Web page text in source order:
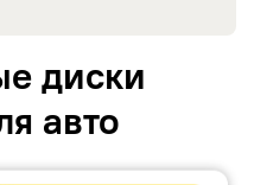
диски
авто